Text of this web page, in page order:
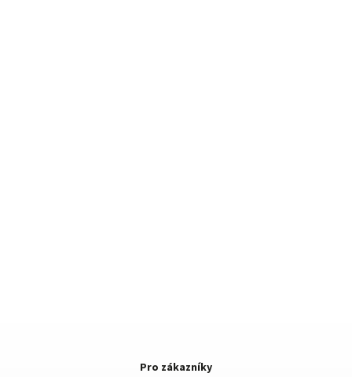
Pro zákazníky